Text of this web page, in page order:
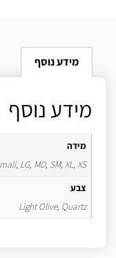
מידע נוסף
מידע נוסף
מידה
LG, MD, SM, XL, XS
צבע
Light Olive, Quartz